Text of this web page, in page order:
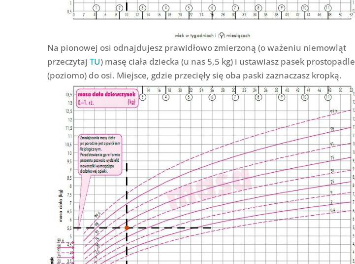
Na pionowej osi odnajdujesz prawidłowo zmierzoną (o ważeniu niemowląt
przeczytaj TU) masę ciała dziecka (u nas 5,5 kg) i ustawiasz pasek prostopadle
(poziomo) do osi. Miejsce, gdzie przecięły się oba paski zaznaczasz kropką.